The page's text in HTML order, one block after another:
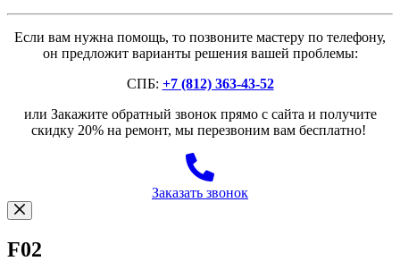
Если вам нужна помощь, то позвоните мастеру по телефону,
он предложит варианты решения вашей проблемы:
СПБ: +7 (812) 363-43-52
или Закажите обратный звонок прямо с сайта и получите
скидку 20% на ремонт, мы перезвоним вам бесплатно!
Заказать звонок
F02